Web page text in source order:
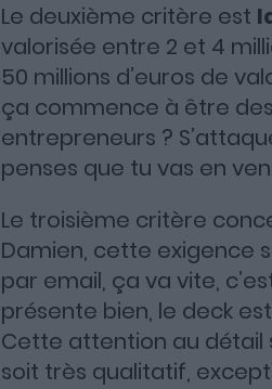
Le deuxième critère est
valorisée entre 2 et 4
50 millions d’euros de
ça commence à être des
entrepreneurs ?
penses que tu vas en
Le troisième critère
Damien, cette exigence
par email, ça va vite,
présente bien, le deck
Cette attention au détail
soit très qualitatif,